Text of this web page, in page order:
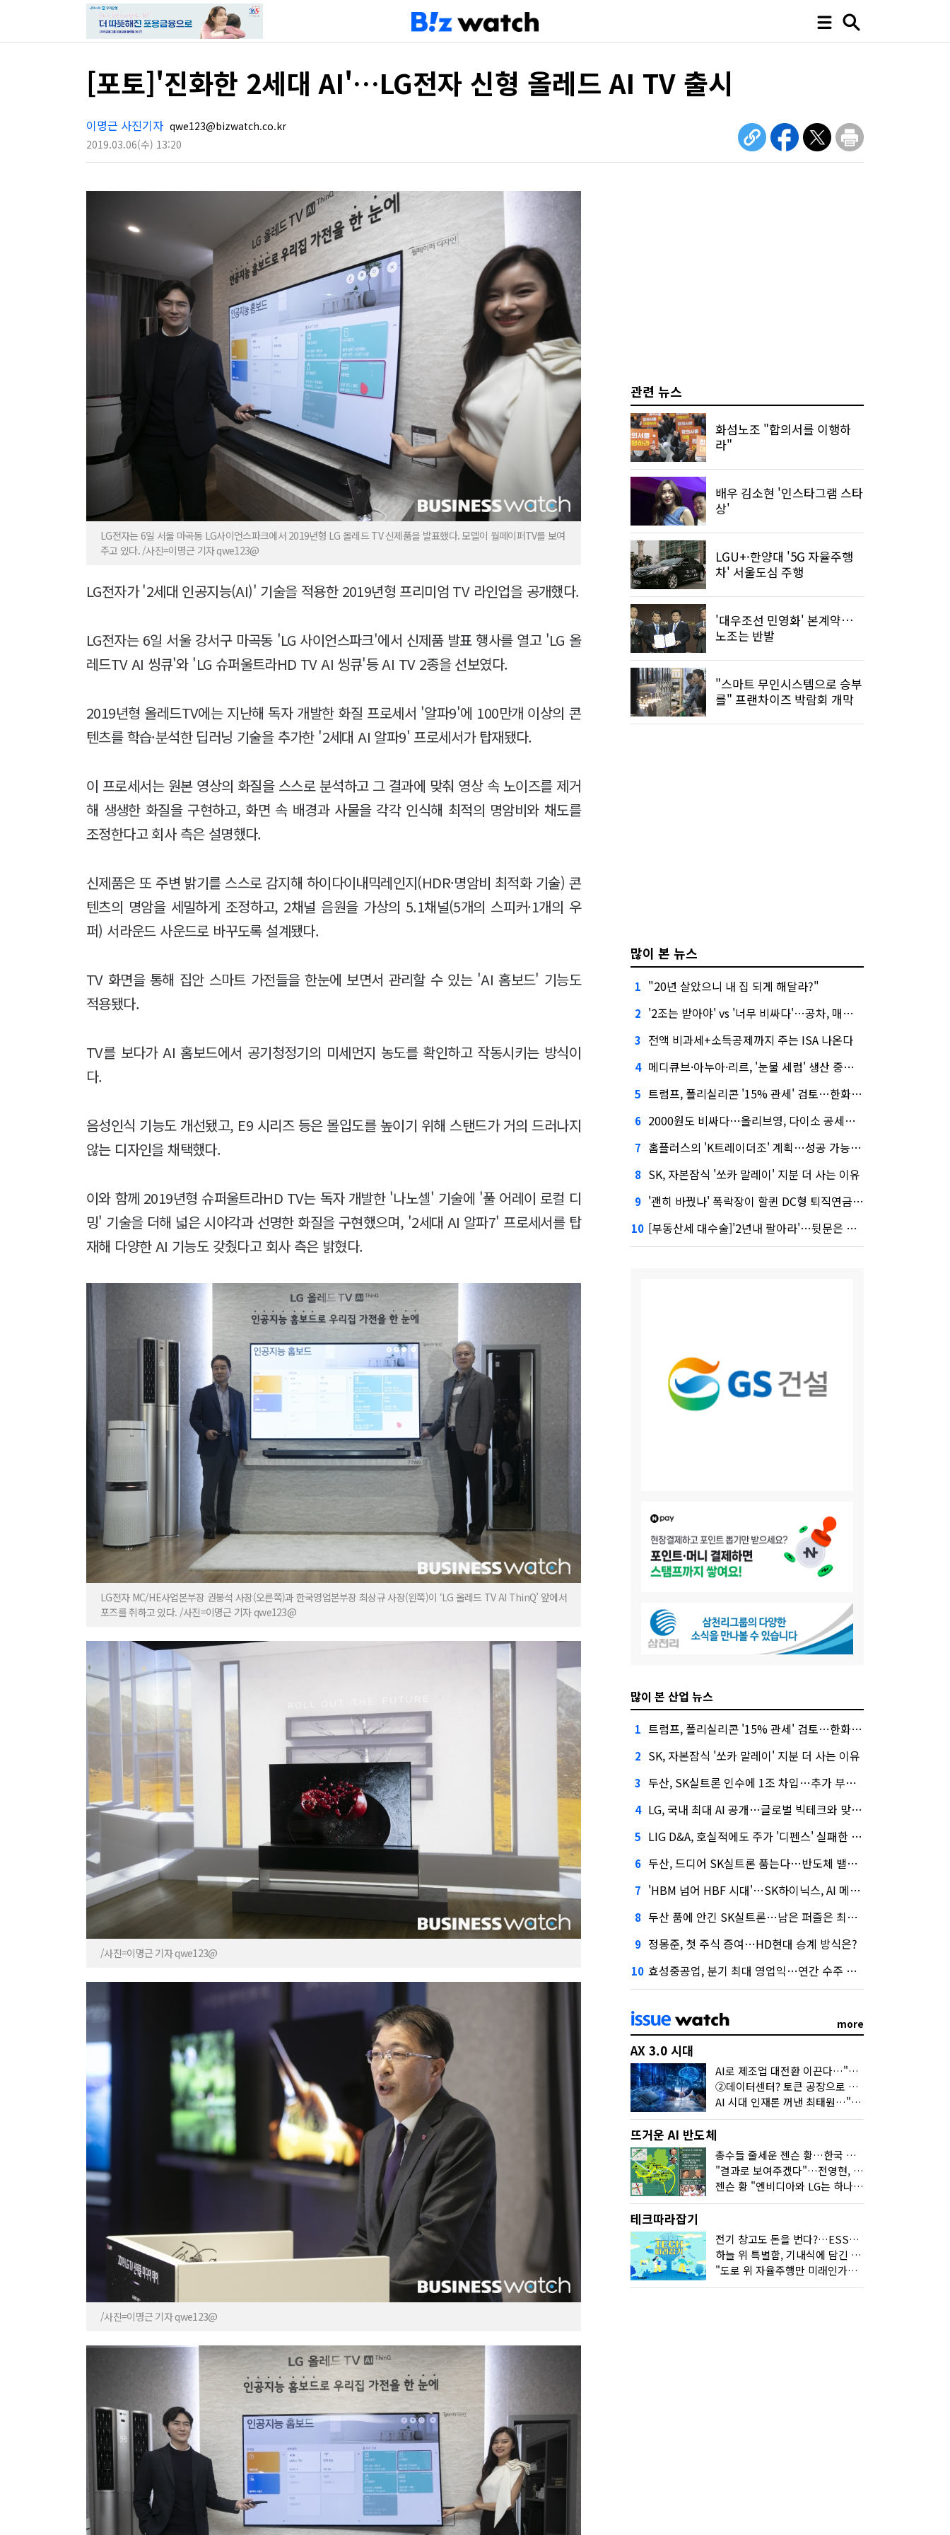
[포토]'진화한 2세대 AI'…LG전자 신형 올레드 AI TV 출시
이명근 사진기자 qwe123@bizwatch.co.kr
2019.03.06(수) 13:20
LG전자는 6일 서울 마곡동 LG사이언스파크에서 2019년형 LG 올레드 TV 신제품을 발표했다. 모델이 월페이퍼TV를 보여
주고 있다. /사진=이명근 기자 qwe123@
LG전자가 '2세대 인공지능(AI)' 기술을 적용한 2019년형 프리미엄 TV 라인업을 공개했다.
LG전자는 6일 서울 강서구 마곡동 'LG 사이언스파크'에서 신제품 발표 행사를 열고 'LG 올
레드TV AI 씽큐'와 'LG 슈퍼울트라HD TV AI 씽큐'등 AI TV 2종을 선보였다.
2019년형 올레드TV에는 지난해 독자 개발한 화질 프로세서 '알파9'에 100만개 이상의 콘
텐츠를 학습·분석한 딥러닝 기술을 추가한 '2세대 AI 알파9' 프로세서가 탑재됐다.
이 프로세서는 원본 영상의 화질을 스스로 분석하고 그 결과에 맞춰 영상 속 노이즈를 제거
해 생생한 화질을 구현하고, 화면 속 배경과 사물을 각각 인식해 최적의 명암비와 채도를
조정한다고 회사 측은 설명했다.
신제품은 또 주변 밝기를 스스로 감지해 하이다이내믹레인지(HDR·명암비 최적화 기술) 콘
텐츠의 명암을 세밀하게 조정하고, 2채널 음원을 가상의 5.1채널(5개의 스피커·1개의 우
퍼) 서라운드 사운드로 바꾸도록 설계됐다.
TV 화면을 통해 집안 스마트 가전들을 한눈에 보면서 관리할 수 있는 'AI 홈보드' 기능도
적용됐다.
TV를 보다가 AI 홈보드에서 공기청정기의 미세먼지 농도를 확인하고 작동시키는 방식이
다.
음성인식 기능도 개선됐고, E9 시리즈 등은 몰입도를 높이기 위해 스탠드가 거의 드러나지
않는 디자인을 채택했다.
이와 함께 2019년형 슈퍼울트라HD TV는 독자 개발한 '나노셀' 기술에 '풀 어레이 로컬 디
밍' 기술을 더해 넓은 시야각과 선명한 화질을 구현했으며, '2세대 AI 알파7' 프로세서를 탑
재해 다양한 AI 기능도 갖췄다고 회사 측은 밝혔다.
LG전자 MC/HE사업본부장 권봉석 사장(오른쪽)과 한국영업본부장 최상규 사장(왼쪽)이 ‘LG 올레드 TV AI ThinQ’ 앞에서
포즈를 취하고 있다. /사진=이명근 기자 qwe123@
/사진=이명근 기자 qwe123@
/사진=이명근 기자 qwe123@
관련 뉴스
화섬노조 "합의서를 이행하
라"
배우 김소현 '인스타그램 스타
상'
LGU+·한양대 '5G 자율주행
차' 서울도심 주행
'대우조선 민영화' 본계약…
노조는 반발
"스마트 무인시스템으로 승부
를" 프랜차이즈 박람회 개막
많이 본 뉴스
1 "20년 살았으니 내 집 되게 해달라?"
2 '2조는 받아야' vs '너무 비싸다'…공차, 매각 성공할까
3 전액 비과세+소득공제까지 주는 ISA 나온다
4 메디큐브·아누아·리르, '눈물 세럼' 생산 중단한다
5 트럼프, 폴리실리콘 '15% 관세' 검토…한화큐셀·OCI 영향은?
6 2000원도 비싸다…올리브영, 다이소 공세에 '가성비'로 맞불
7 홈플러스의 'K트레이더조' 계획…성공 가능성은 '글쎄'
8 SK, 자본잠식 '쏘카 말레이' 지분 더 사는 이유
9 '괜히 바꿨나' 폭락장이 할퀸 DC형 퇴직연금…전문가 조언은
10 [부동산세 대수술]'2년내 팔아라'…뒷문은 열었다
많이 본 산업 뉴스
1 트럼프, 폴리실리콘 '15% 관세' 검토…한화큐셀·OCI 영향은?
2 SK, 자본잠식 '쏘카 말레이' 지분 더 사는 이유
3 두산, SK실트론 인수에 1조 차입…추가 부담은?
4 LG, 국내 최대 AI 공개…글로벌 빅테크와 맞붙는다
5 LIG D&A, 호실적에도 주가 '디펜스' 실패한 이유
6 두산, 드디어 SK실트론 품는다…반도체 밸류체인 위상 강화
7 'HBM 넘어 HBF 시대'…SK하이닉스, AI 메모리 표준 선점 나섰다
8 두산 품에 안긴 SK실트론…남은 퍼즐은 최태원 지분 29.4%
9 정몽준, 첫 주식 증여…HD현대 승계 방식은?
10 효성중공업, 분기 최대 영업익…연간 수주 목표 12조로
more
AX 3.0 시대
AI로 제조업 대전환 이끈다…"2030년까지 민관합동 20조 투자"
②데이터센터? 토큰 공장으로 변신
AI 시대 인재론 꺼낸 최태원…"협업이 경쟁력"
뜨거운 AI 반도체
총수들 줄세운 젠슨 황…한국 산업계 새판 짰다
"결과로 보여주겠다"…전영현, 젠슨 황과 HBM5 논의
젠슨 황 "엔비디아와 LG는 하나의 거대한 팀"
테크따라잡기
전기 창고도 돈을 번다?…ESS의 '두뇌' EMO가 뭐길래
하늘 위 특별함, 기내식에 담긴 기술의 세계
"도로 위 자율주행만 미래인가요"…진흙탕서 길 내는 HD현대 AI 기술